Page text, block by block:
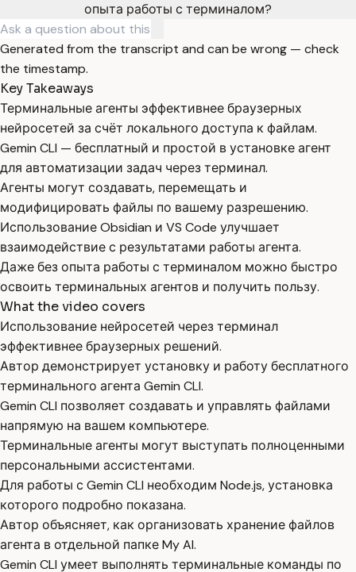
опыта работы с терминалом?
Generated from the transcript and can be wrong — check
the timestamp.
Key Takeaways
Терминальные агенты эффективнее браузерных
нейросетей за счёт локального доступа к файлам.
Gemin CLI — бесплатный и простой в установке агент
для автоматизации задач через терминал.
Агенты могут создавать, перемещать и
модифицировать файлы по вашему разрешению.
Использование Obsidian и VS Code улучшает
взаимодействие с результатами работы агента.
Даже без опыта работы с терминалом можно быстро
освоить терминальных агентов и получить пользу.
What the video covers
Использование нейросетей через терминал
эффективнее браузерных решений.
Автор демонстрирует установку и работу бесплатного
терминального агента Gemin CLI.
Gemin CLI позволяет создавать и управлять файлами
напрямую на вашем компьютере.
Терминальные агенты могут выступать полноценными
персональными ассистентами.
Для работы с Gemin CLI необходим Node.js, установка
которого подробно показана.
Автор объясняет, как организовать хранение файлов
агента в отдельной папке My AI.
Gemin CLI умеет выполнять терминальные команды по